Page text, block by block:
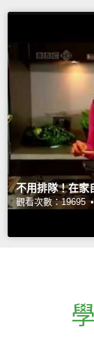
不用排隊！在家
觀看次數：19695